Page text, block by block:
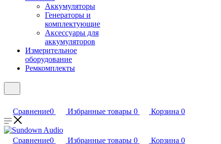
Аккумуляторы
Генераторы и
комплектующие
Аксессуары для
аккумуляторов
Измерительное
оборудование
Ремкомплекты
Сравнение0 Избранные товары 0 Корзина 0
Сравнение0 Избранные товары 0 Корзина 0